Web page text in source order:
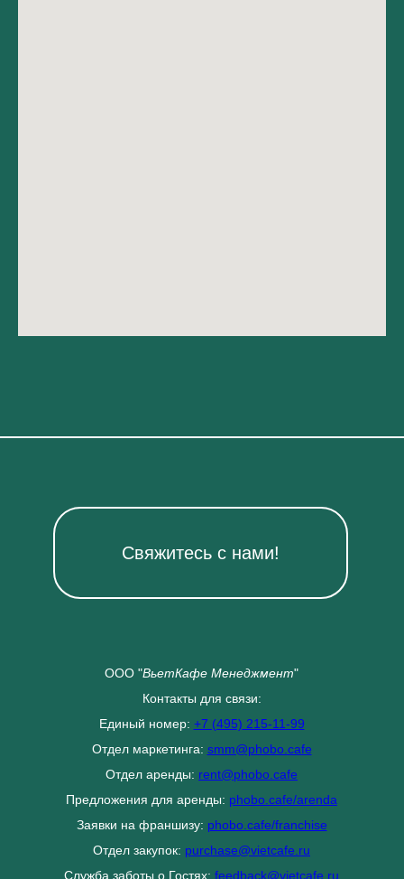
ООО "ВьетКафе Менеджмент"
Контакты для связи:
Единый номер: +7 (495) 215-11-99
Отдел маркетинга: smm@phobo.cafe
Отдел аренды: rent@phobo.cafe
Предложения для аренды: phobo.cafe/arenda
Заявки на франшизу: phobo.cafe/franchise
Отдел закупок: purchase@vietcafe.ru
Служба заботы о Гостях: feedback@vietcafe.ru
Свяжитесь с нами!